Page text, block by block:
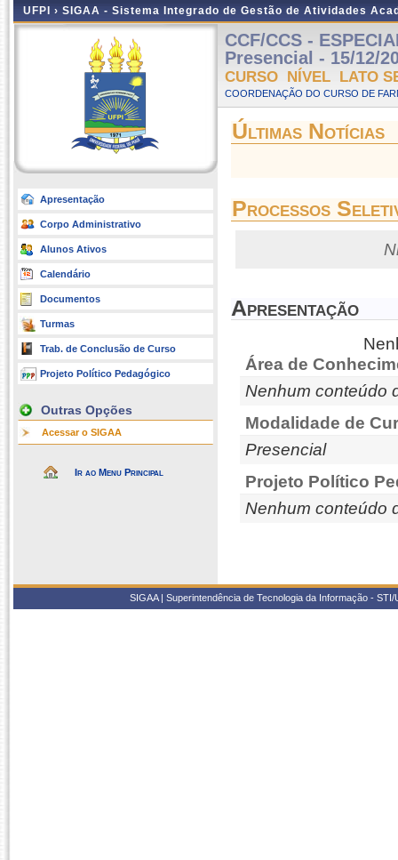
UFPI › SIGAA - Sistema Integrado de Gestão de Atividades
Apresentação
Corpo Administrativo
Alunos Ativos
Calendário
Documentos
Turmas
Trab. de Conclusão de Curso
Projeto Político Pedagógico
Outras Opções
Acessar o SIGAA
Ir ao Menu Principal
CCF/CCS -
Presencial - 15/12/
CURSO NÍVEL LATO
COORDENAÇÃO DO CURSO DE
Últimas Notícias
Processos
Apresentação
Área de
Nenhum conteúdo
Modalidade de
Presencial
Projeto Político
Nenhum conteúdo
SIGAA | Superintendência de Tecnologia da Informação -